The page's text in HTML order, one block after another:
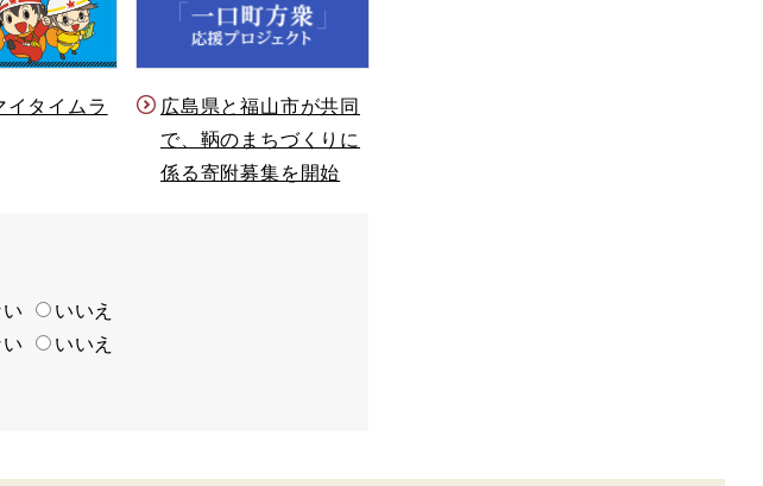
イタイムラ
広島県と福山市が共同
で、鞆のまちづくりに
係る寄附募集を開始
いいえ
いいえ